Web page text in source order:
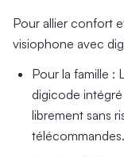
Produits >
Produits >
Catalogues >
Catalogues >
Qui sommes-nous
Qui sommes-nous
Pour allier confort
visiophone avec
Pour la famille :
digicode
librement sans
télécommandes.